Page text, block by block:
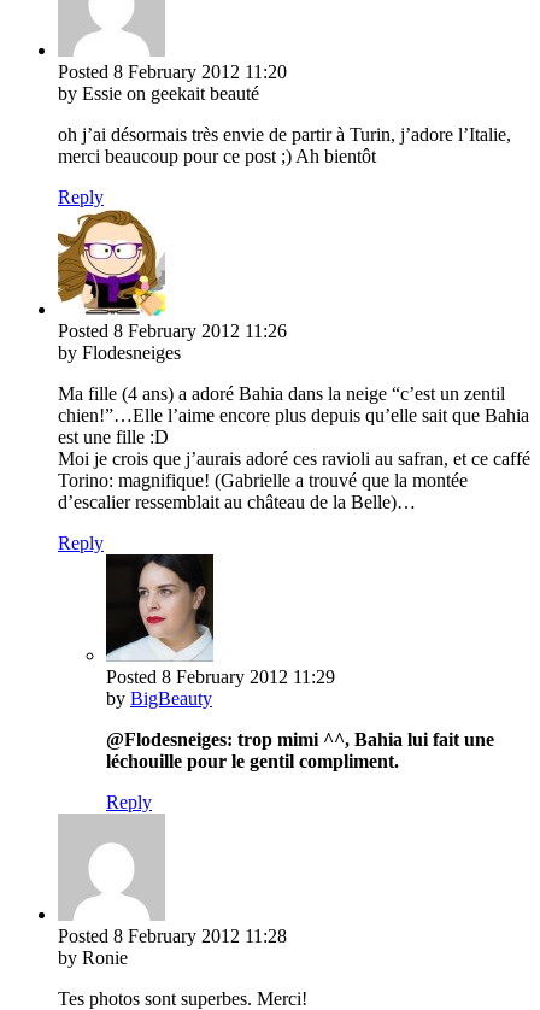
Posted 8 February 2012 11:20
by Essie on geekait beauté
oh j’ai désormais très envie de partir à Turin, j’adore l’Italie,
merci beaucoup pour ce post ;) Ah bientôt
Reply
Posted 8 February 2012 11:26
by Flodesneiges
Ma fille (4 ans) a adoré Bahia dans la neige “c’est un zentil
chien!”…Elle l’aime encore plus depuis qu’elle sait que Bahia
est une fille :D
Moi je crois que j’aurais adoré ces ravioli au safran, et ce caffé
Torino: magnifique! (Gabrielle a trouvé que la montée
d’escalier ressemblait au château de la Belle)…
Reply
Posted 8 February 2012 11:29
by BigBeauty
@Flodesneiges: trop mimi ^^, Bahia lui fait une
léchouille pour le gentil compliment.
Reply
Posted 8 February 2012 11:28
by Ronie
Tes photos sont superbes. Merci!